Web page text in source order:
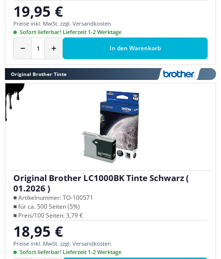
Regulärer Preis:
19,95 €
Preise inkl. MwSt. zzgl. Versandkosten
Sofort lieferbar! Lieferzeit 1-2 Werktage
− + In den Warenkorb
Original Brother Tinte
Original Brother LC1000BK Tinte Schwarz (
01.2026 )
■ Artikelnummer: TO-100571
■ für ca. 500 Seiten (5%)
■ Preis/100 Seiten: 3,79 €
Regulärer Preis:
18,95 €
Preise inkl. MwSt. zzgl. Versandkosten
Sofort lieferbar! Lieferzeit 1-2 Werktage